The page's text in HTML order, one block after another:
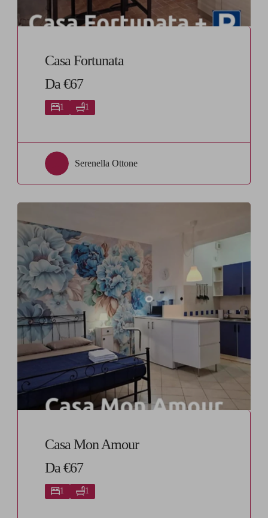
Casa Fortunata
Da €67
1 1
Serenella Ottone
Casa Mon Amour
Da €67
1 1